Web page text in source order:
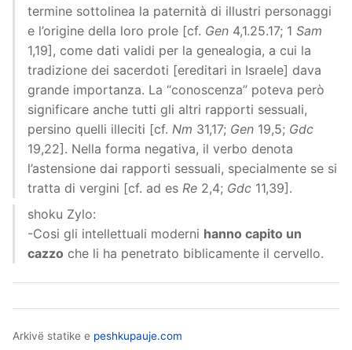
termine sottolinea la paternità di illustri personaggi
e l’origine della loro prole [cf. Gen 4,1.25.17; 1 Sam
1,19], come dati validi per la genealogia, a cui la
tradizione dei sacerdoti [ereditari in Israele] dava
grande importanza. La “conoscenza” poteva però
significare anche tutti gli altri rapporti sessuali,
persino quelli illeciti [cf. Nm 31,17; Gen 19,5; Gdc
19,22]. Nella forma negativa, il verbo denota
l’astensione dai rapporti sessuali, specialmente se si
tratta di vergini [cf. ad es Re 2,4; Gdc 11,39].
shoku Zylo:
-Cosi gli intellettuali moderni hanno capito un
cazzo che li ha penetrato biblicamente il cervello.
Arkivë statike e peshkupauje.com